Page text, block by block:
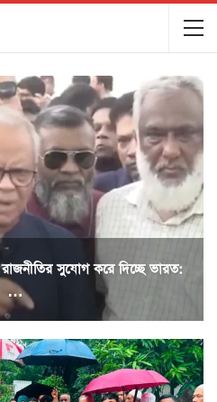
সুযোগ করে দিচ্ছে ভারত:
…